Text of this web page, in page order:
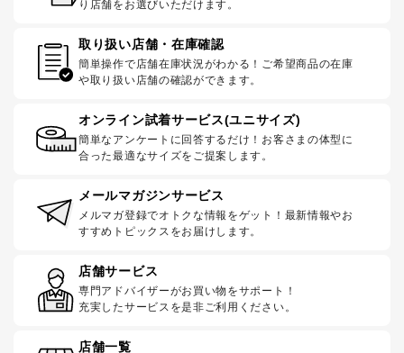
り店舗をお選びいただけます。
取り扱い店舗・在庫確認
簡単操作で店舗在庫状況がわかる！ご希望商品の在庫
や取り扱い店舗の確認ができます。
オンライン試着サービス(ユニサイズ)
簡単なアンケートに回答するだけ！お客さまの体型に
合った最適なサイズをご提案します。
メールマガジンサービス
メルマガ登録でオトクな情報をゲット！最新情報やお
すすめトピックスをお届けします。
店舗サービス
専門アドバイザーがお買い物をサポート！
充実したサービスを是非ご利用ください。
店舗一覧